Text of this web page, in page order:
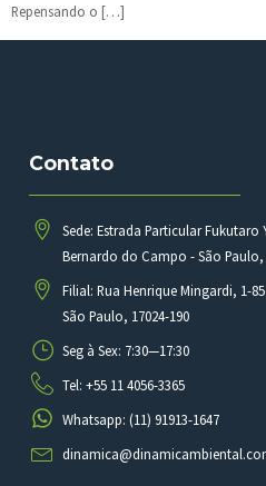
Repensando o […]
Contato
Sede: Estrada Particular
Bernardo do Campo - São Paulo,
Filial: Rua Henrique Mingardi, 1-
São Paulo, 17024-190
Seg à Sex: 7:30—17:30
Tel: +55 11 4056-3365
Whatsapp: (11) 91913-1647